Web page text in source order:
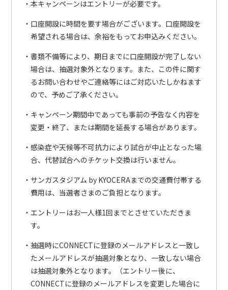
本キャンペーンはエントリーが必要です。
口座開設に時間を要す場合がございます。口座開設を
希望される場合は、余裕をもってお申込みください。
書類不備等により、期日までに口座開設が完了しない
場合は、抽選対象外となります。また、この件に関す
るお問い合わせやご連絡等にはご対応いたしかねます
ので、予めご了承ください。
キャンペーン期間中であっても事前の予告なく内容を
変更・終了、または期間を延長する場合があります。
感染症や天候等不可抗力により試合が中止となった場
合、代替試合へのチケット交換は行いません。
サンガスタジアム by KYOCERAまでの交通費付帯する
費用は、当選者さまのご負担となります。
エントリーはお一人様1回までとさせていただきま
す。
抽選時にCONNECTに登録のメールアドレスと一致し
たメールアドレスが抽選対象となり、一致しない場合
は抽選対象外となります。（エントリー後に、
CONNECTに登録のメールアドレスを変更した場合に